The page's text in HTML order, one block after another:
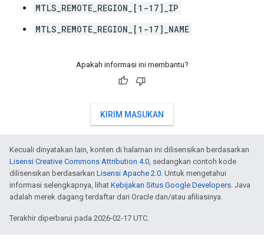
MTLS_REMOTE_REGION_[1-17]_IP
MTLS_REMOTE_REGION_[1-17]_NAME
Apakah informasi ini membantu?
KIRIM MASUKAN
Kecuali dinyatakan lain, konten di halaman ini dilisensikan berdasarkan
Lisensi Creative Commons Attribution 4.0, sedangkan contoh kode
dilisensikan berdasarkan Lisensi Apache 2.0. Untuk mengetahui
informasi selengkapnya, lihat Kebijakan Situs Google Developers. Java
adalah merek dagang terdaftar dari Oracle dan/atau afiliasinya.
Terakhir diperbarui pada 2026-02-17 UTC.